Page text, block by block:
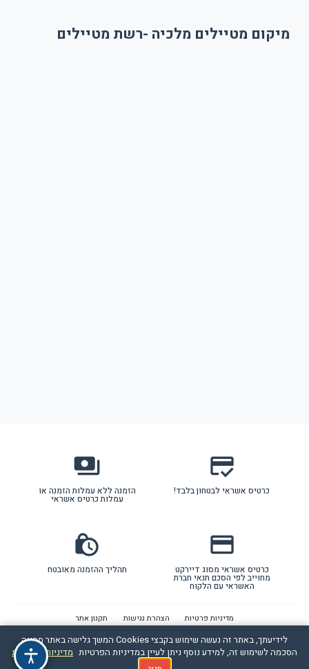
להזמנה
מיקום מטיילים מלכיה -רשת מטיילים
credit_score
כרטיס אשראי לבטחון בלבד!
payments
הזמנה ללא עמלות הזמנה או
עמלות כרטיס אשראי
credit_card
כרטיס אשראי מסוג דיירקט
מחוייב לפי הסכם תנאי חברת
האשראי עם הלקוח
lock_clock
תהליך ההזמנה מאובטח
מדיניות פרטיות הצהרת נגישות תקנון אתר
לידיעתך, באתר זה נעשה שימוש בקבצי Cookies המשך גלישה באתר מהווה
הסכמה לשימוש זה, למידע נוסף ניתן לעיין במדיניות הפרטיות מדיניות הפרטיות